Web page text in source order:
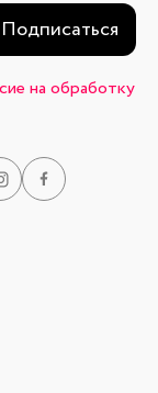
Подписаться
на обработку